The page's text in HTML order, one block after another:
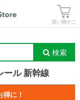
買い物かご
検索
ール 新幹線
に！